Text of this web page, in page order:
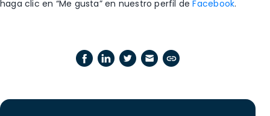
haga clic en “Me gusta” en nuestro perfil deFacebook.